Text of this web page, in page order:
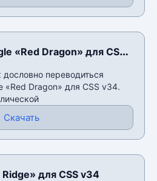
«Red Dragon» для CSS
переводиться
«Red Dragon» для CSS v34.
Скачать
для CSS v34